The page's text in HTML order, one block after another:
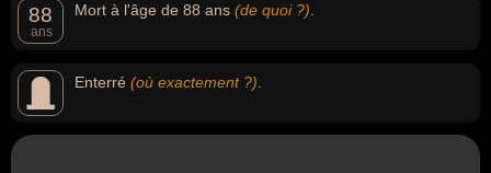
88
ans
Mort à l'âge de 88 ans (de quoi ?)
Enterré (où exactement ?)